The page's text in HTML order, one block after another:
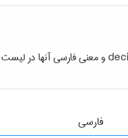
و معنی فارسی آنها در لیست
فارسی